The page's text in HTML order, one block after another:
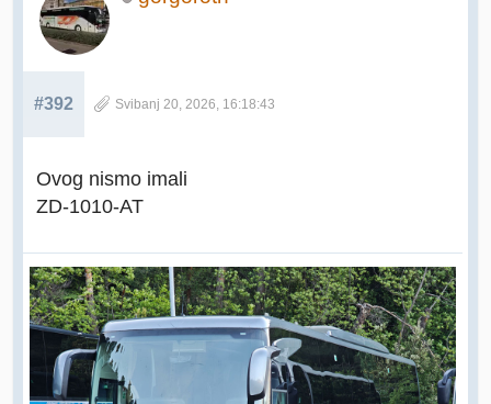
#392 Svibanj 20, 2026, 16:18:43
Ovog nismo imali
ZD-1010-AT